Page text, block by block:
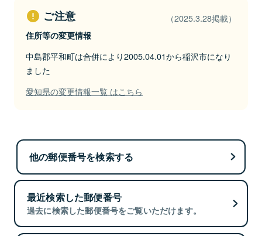
ご注意 （2025.3.28掲載）
住所等の変更情報
中島郡平和町は合併により2005.04.01から稲沢市になり
ました
愛知県の変更情報一覧 はこちら
他の郵便番号を検索する
最近検索した郵便番号
過去に検索した郵便番号をご覧いただけます。